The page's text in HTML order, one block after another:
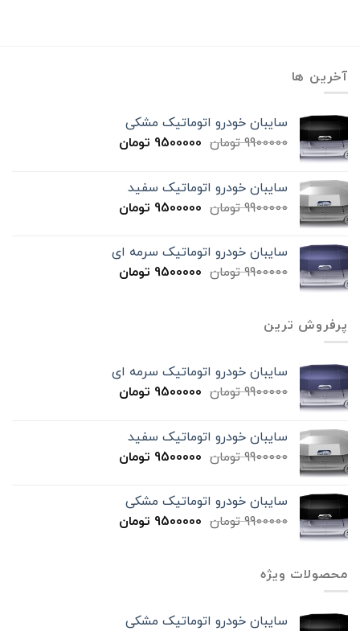
آخرین ها
سایبان خودرو اتوماتیک مشکی
9900000 تومان 9500000 تومان
سایبان خودرو اتوماتیک سفید
9900000 تومان 9500000 تومان
سایبان خودرو اتوماتیک سرمه ای
9900000 تومان 9500000 تومان
پرفروش ترین
سایبان خودرو اتوماتیک سرمه ای
9900000 تومان 9500000 تومان
سایبان خودرو اتوماتیک سفید
9900000 تومان 9500000 تومان
سایبان خودرو اتوماتیک مشکی
9900000 تومان 9500000 تومان
محصولات ویژه
سایبان خودرو اتوماتیک مشکی